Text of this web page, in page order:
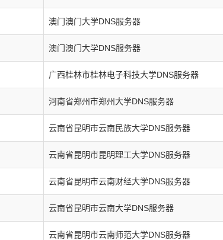
澳门澳门大学DNS服务器
澳门澳门大学DNS服务器
广西桂林市桂林电子科技大学DNS服务器
河南省郑州市郑州大学DNS服务器
云南省昆明市云南民族大学DNS服务器
云南省昆明市昆明理工大学DNS服务器
云南省昆明市云南财经大学DNS服务器
云南省昆明市云南大学DNS服务器
云南省昆明市云南师范大学DNS服务器